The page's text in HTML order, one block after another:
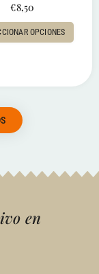
€8,50
OPCIONES
en